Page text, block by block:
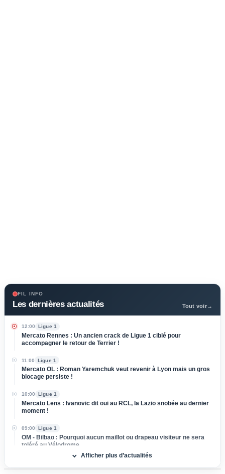
FIL INFO
Les dernières actualités Tout voir→
12:00 Ligue 1
Mercato Rennes : Un ancien crack de Ligue 1 ciblé pour
accompagner le retour de Terrier !
11:00 Ligue 1
Mercato OL : Roman Yaremchuk veut revenir à Lyon mais un gros
blocage persiste !
10:00 Ligue 1
Mercato Lens : Ivanovic dit oui au RCL, la Lazio snobée au dernier
moment !
09:00 Ligue 1
OM - Bilbao : Pourquoi aucun maillot ou drapeau visiteur ne sera
toléré au Vélodrome
Afficher plus d’actualités